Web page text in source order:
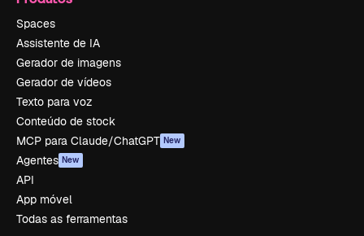
Spaces
Assistente de IA
Gerador de imagens
Gerador de vídeos
Texto para voz
Conteúdo de stock
MCP para Claude/ChatGPT New
Agentes New
API
App móvel
Todas as ferramentas